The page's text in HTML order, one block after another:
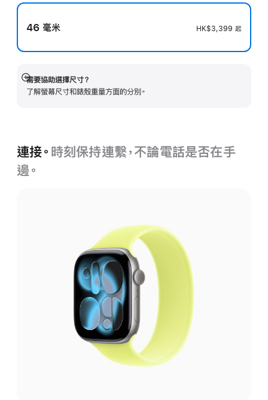
46 毫米 HK$3,399 起
需要協助選擇尺寸？
了解螢幕尺寸和錶殼重量方面的分別。
顯
示
連接。 時刻保持連繫，不論電話是否在手
邊。